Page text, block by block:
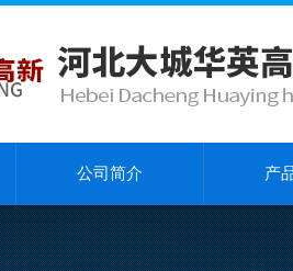
公司简介 产